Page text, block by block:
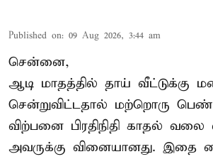
Published on: 09 Aug 2026, 3:44 am
சென்னை,
ஆடி மாதத்தில் தாய் வீட்டுக்கு
சென்றுவிட்டதால் மற்றொரு
விற்பனை பிரதிநிதி காதல் வலை
அவருக்கு வினையானது. இதை